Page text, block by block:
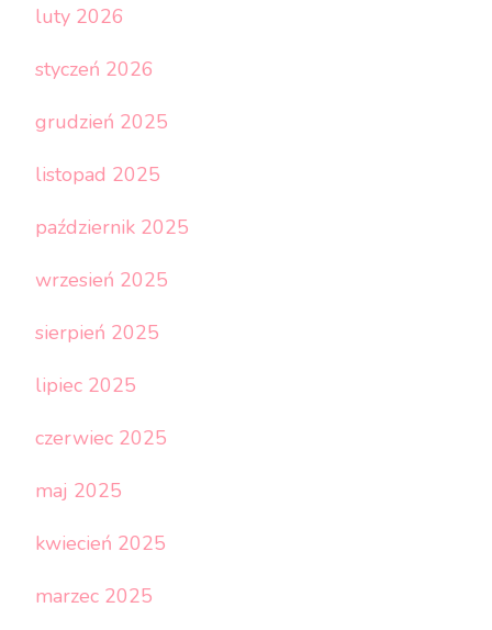
luty 2026
styczeń 2026
grudzień 2025
listopad 2025
październik 2025
wrzesień 2025
sierpień 2025
lipiec 2025
czerwiec 2025
maj 2025
kwiecień 2025
marzec 2025